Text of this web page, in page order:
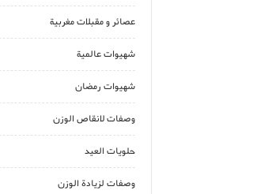
عصائر و مقبلات مغربية
شهيوات عالمية
شهيوات رمضان
وصفات لانقاص الوزن
حلويات العيد
وصفات لزيادة الوزن